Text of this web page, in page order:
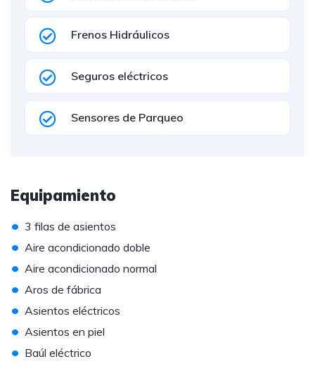
Frenos Hidráulicos
Seguros eléctricos
Sensores de Parqueo
Equipamiento
• 3 filas de asientos
• Aire acondicionado doble
• Aire acondicionado normal
• Aros de fábrica
• Asientos eléctricos
• Asientos en piel
• Baúl eléctrico